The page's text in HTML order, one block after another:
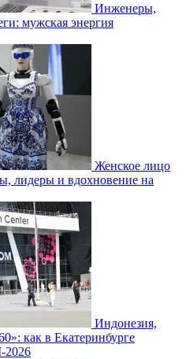
Инженеры,
мужская энергия
Женское лицо
и вдохновение на
Индонезия,
как в Екатеринбурге